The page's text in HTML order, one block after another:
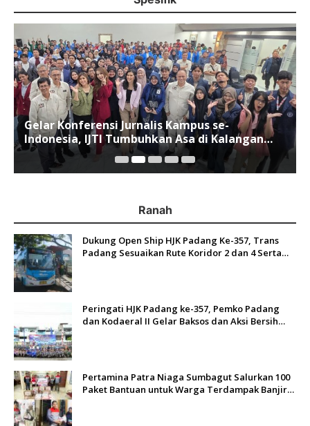
Gelar Konferensi Jurnalis Kampus se-
Indonesia, IJTI Tumbuhkan Asa di Kalangan
Jurnalis Muda di Era Disruspi Digital
Ranah
Dukung Open Ship HJK Padang Ke-357, Trans
Padang Sesuaikan Rute Koridor 2 dan 4 Serta
Peringati HJK Padang ke-357, Pemko Padang
dan Kodaeral II Gelar Baksos dan Aksi Bersih
Pertamina Patra Niaga Sumbagut Salurkan 100
Paket Bantuan untuk Warga Terdampak Banjir